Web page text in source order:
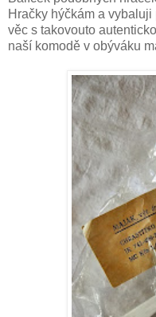
Hračky hýčkám a
věc s takovouto
naší komodě v obýváku